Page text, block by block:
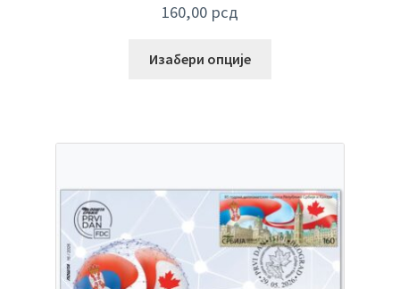
160,00 рсд
Изабери опције